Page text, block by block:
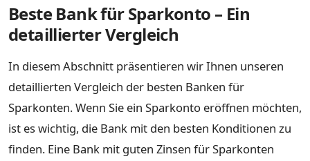
Beste Bank für Sparkonto – Ein
detaillierter Vergleich
In diesem Abschnitt präsentieren wir Ihnen unseren
detaillierten Vergleich der besten Banken für
Sparkonten. Wenn Sie ein Sparkonto eröffnen möchten,
ist es wichtig, die Bank mit den besten Konditionen zu
finden. Eine Bank mit guten Zinsen für Sparkonten